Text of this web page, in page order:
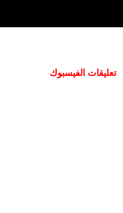
تعليقات الفيسبوك